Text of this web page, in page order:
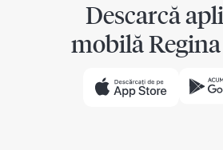
Descarcă
mobilă